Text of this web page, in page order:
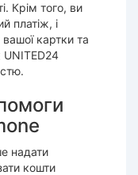
Крім того, ви
платіж, і
картки та
UNITED24
надати
кошти